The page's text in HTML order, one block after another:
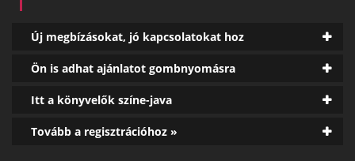
Új megbízásokat, jó kapcsolatokat hoz
Ön is adhat ajánlatot gombnyomásra
Itt a könyvelők színe-java
Tovább a regisztrációhoz »